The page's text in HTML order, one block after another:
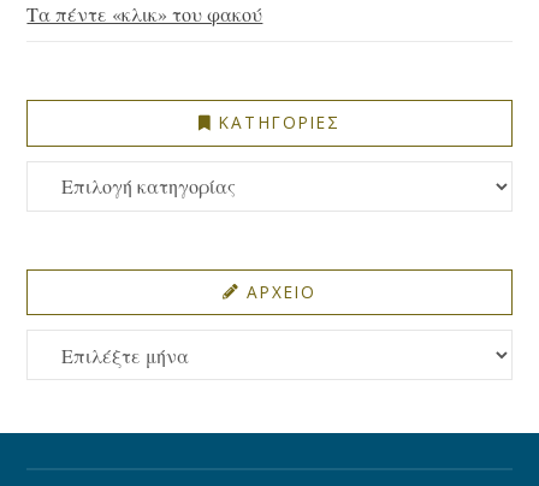
Τα πέντε «κλικ» του φακού
ΚΑΤΗΓΟΡΙΕΣ
ΚΑΤΗΓΟΡΙΕΣ
ΑΡΧΕΙΟ
ΑΡΧΕΙΟ